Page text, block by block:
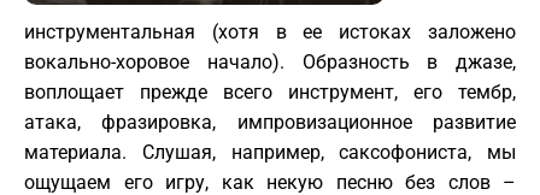
инструментальная (хотя в ее истоках заложено
вокально-хоровое начало). Образность в джазе,
воплощает прежде всего инструмент, его тембр,
атака, фразировка, импровизационное развитие
материала. Слушая, например, саксофониста, мы
ощущаем его игру, как некую песню без слов –